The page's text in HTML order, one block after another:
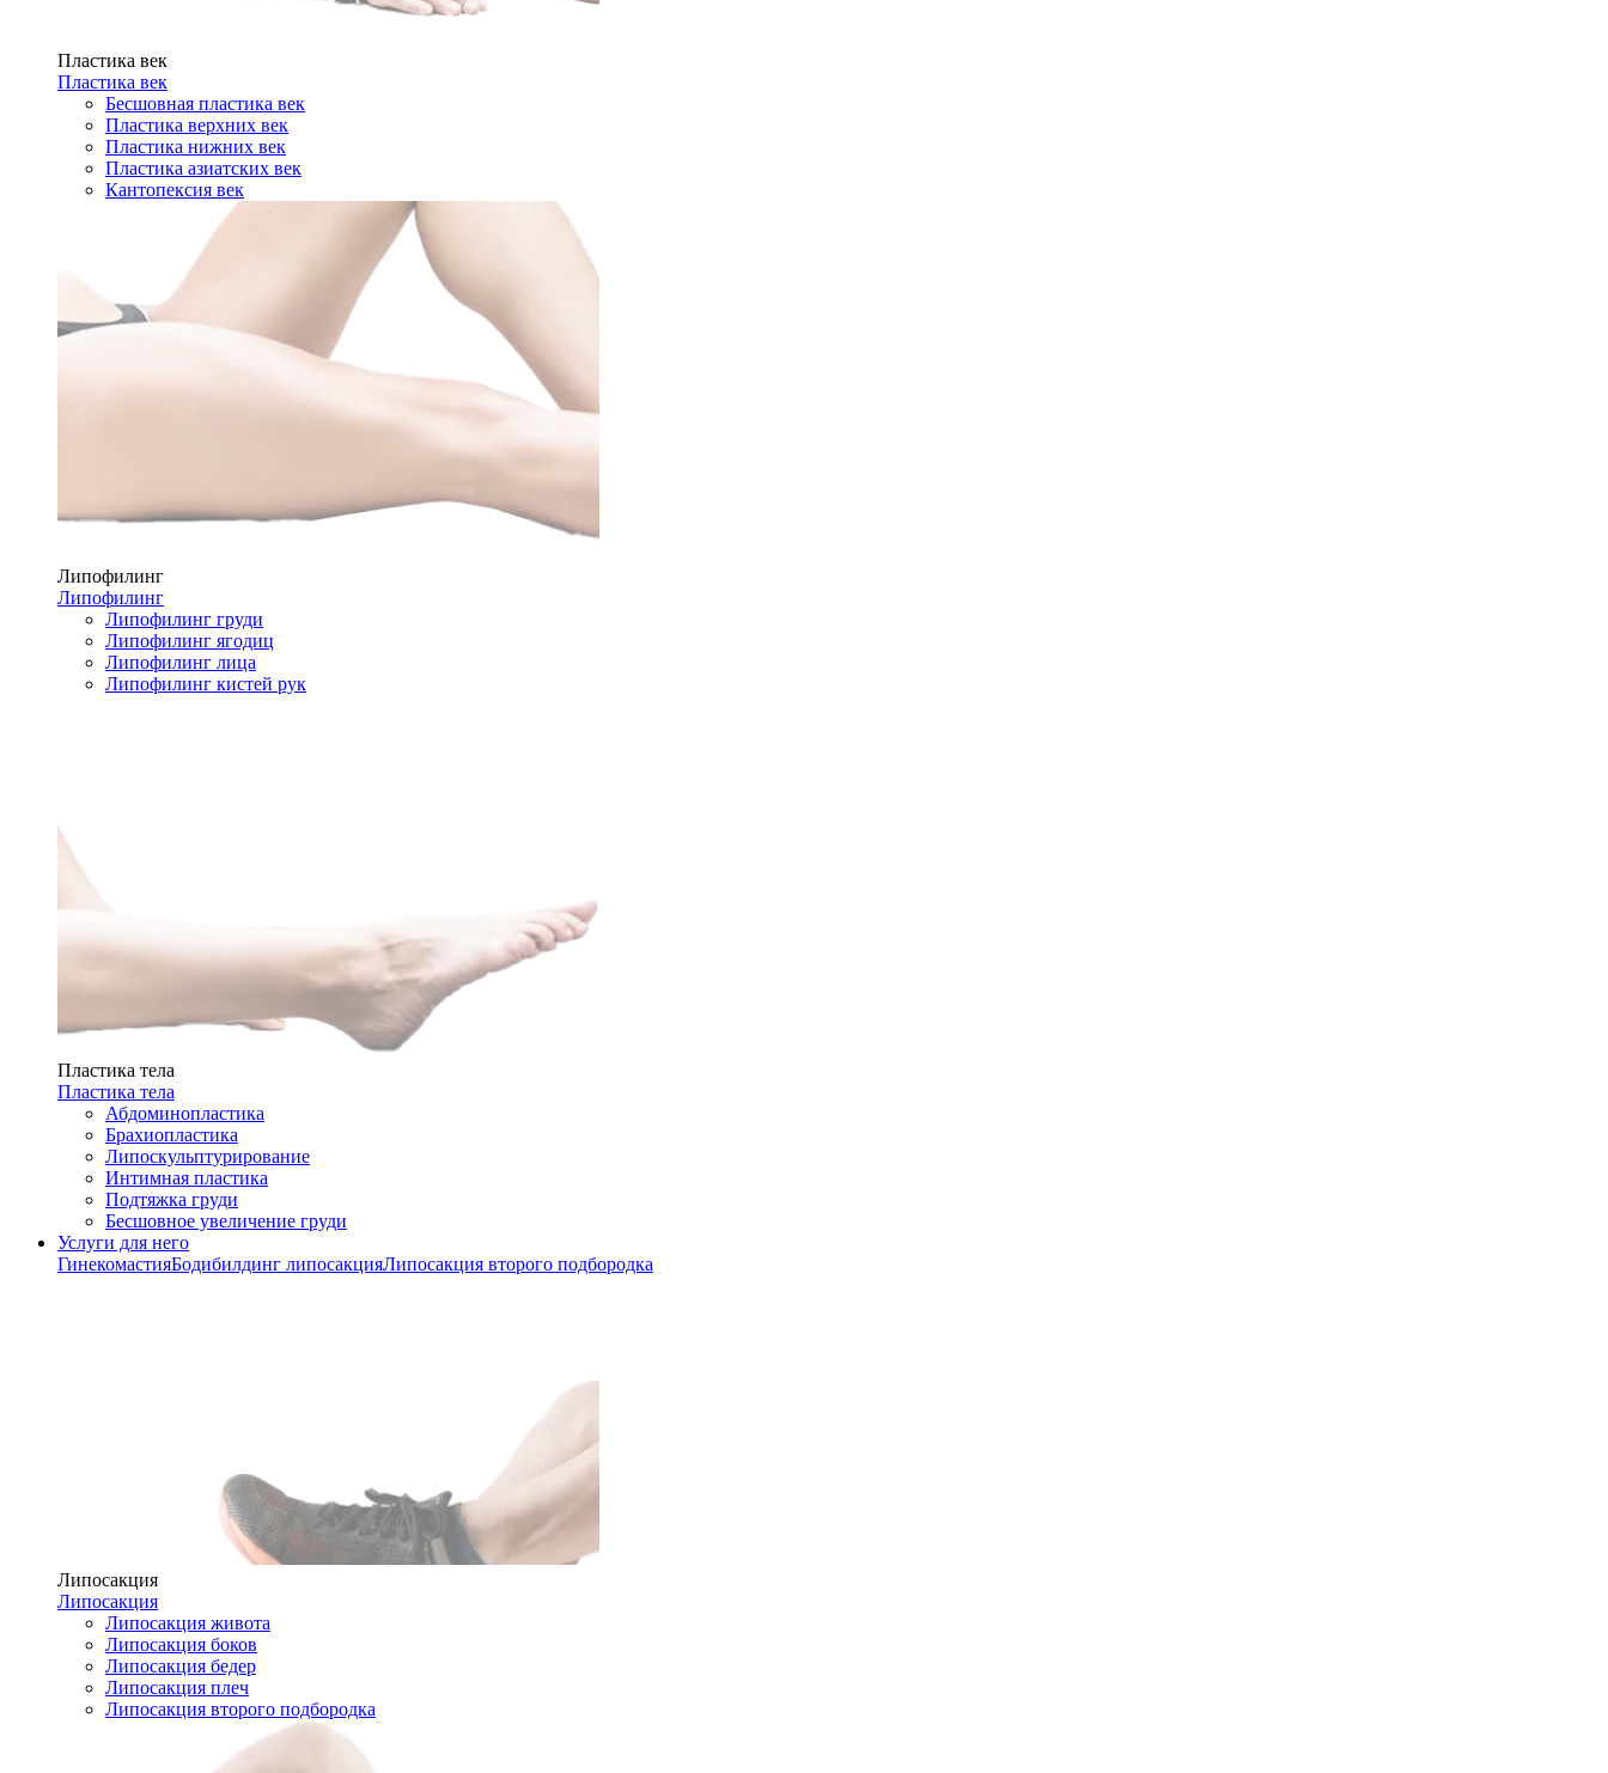
Пластика век
Пластика век
Бесшовная пластика век
Пластика верхних век
Пластика нижних век
Пластика азиатских век
Кантопексия век
Липофилинг
Липофилинг
Липофилинг груди
Липофилинг ягодиц
Липофилинг лица
Липофилинг кистей рук
Пластика тела
Пластика тела
Абдоминопластика
Брахиопластика
Липоскульптурирование
Интимная пластика
Подтяжка груди
Бесшовное увеличение груди
Услуги для него
ГинекомастияБодибилдинг липосакцияЛипосакция второго подбородка
Липосакция
Липосакция
Липосакция живота
Липосакция боков
Липосакция бедер
Липосакция плеч
Липосакция второго подбородка